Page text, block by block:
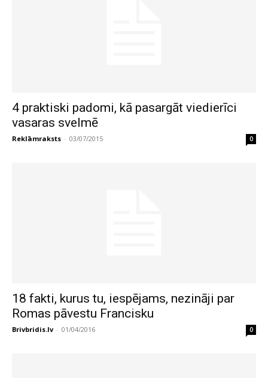
4 praktiski padomi, kā pasargāt viedierīci
vasaras svelmē
Reklāmraksts - 03/07/2015 0
18 fakti, kurus tu, iespējams, nezināji par
Romas pāvestu Francisku
Brivbridis.lv - 01/04/2016 0